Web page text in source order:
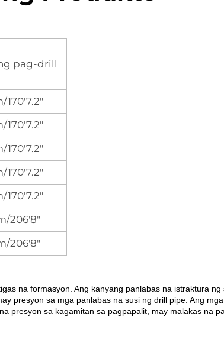
pag-drill
170'7.2"
170'7.2"
170'7.2"
170'7.2"
170'7.2"
206'8"
206'8"
na formasyon. Ang kanyang panlabas na istraktura
presyon sa mga panlabas na susi ng drill pipe. Ang
presyon sa kagamitan sa pagpapalit, may malakas na